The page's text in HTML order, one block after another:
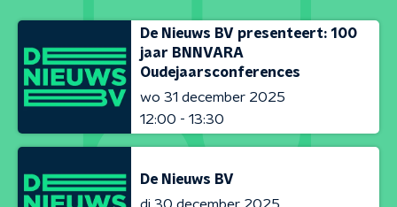
De Nieuws BV presenteert: 100
jaar BNNVARA
Oudejaarsconferences
wo 31 december 2025
12:00 - 13:30
De Nieuws BV
di 30 december 2025